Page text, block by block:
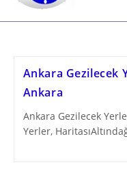
Ankara Gezilecek
Ankara
Ankara Gezilecek
Yerler,